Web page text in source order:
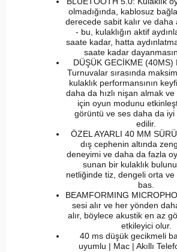
olmadığında, kablosuz
derecede sabit kalır ve daha
- bu, kulaklığın aktif
saate kadar, hatta
saate kadar
DÜŞÜK GECİKME (40MS)
Turnuvalar sırasında
kulaklık performansının
daha da hızlı nişan almak
için oyun modunu
görüntü ve ses daha da iyi
edilir.
ÖZEL AYARLI 40 MM
dış cephenin altında
deneyimi ve daha da fazla
sunan bir kulaklık
netliğinde tiz, dengeli orta
bas.
BEAMFORMING
sesi alır ve her yönden
alır, böylece akustik en az
etkileyici olur.
40 ms düşük gecikmeli
uyumlu | Mac | Akıllı